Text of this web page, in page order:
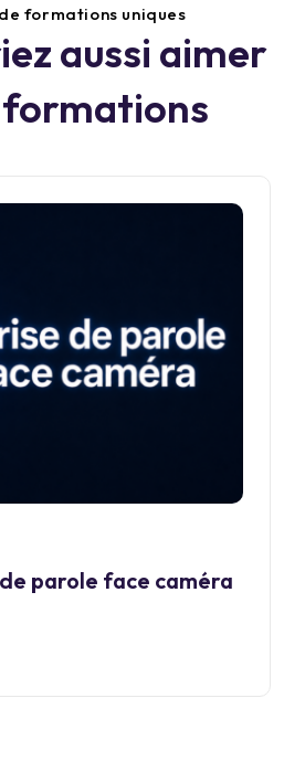
formations uniques
aussi aimer
parole face caméra